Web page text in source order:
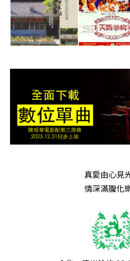
真愛由心見
情深滿腹化